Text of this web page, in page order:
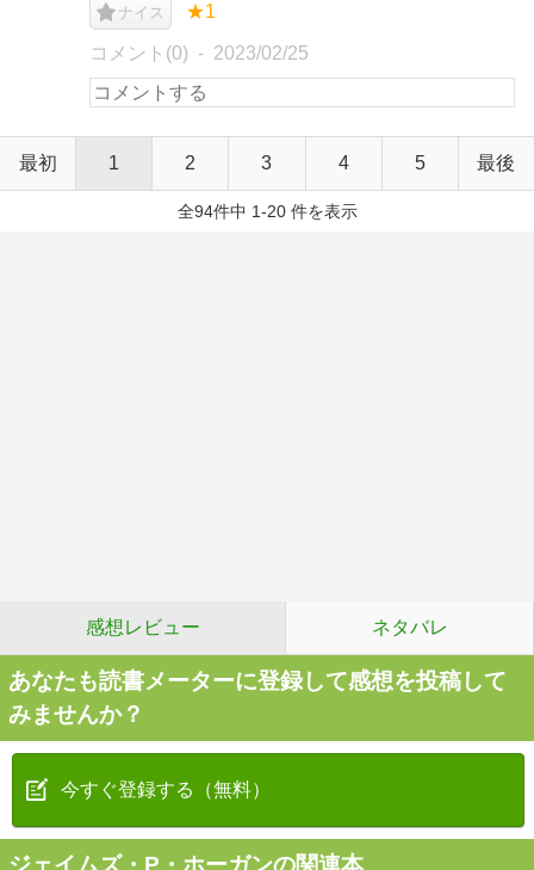
ナイス ★1
コメント(0) 2023/02/25
最初 1 2 3 4 5 最後
全94件中 1-20 件を表示
感想レビュー ネタバレ
あなたも読書メーターに登録して感想を投稿して
みませんか？
今すぐ登録する（無料）
ジェイムズ・P・ホーガンの関連本